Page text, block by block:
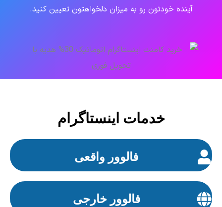
آینده خودتون رو به میزان دلخواهتون تعیین کنید.
خدمات اینستاگرام
فالوور واقعی
فالوور خارجی